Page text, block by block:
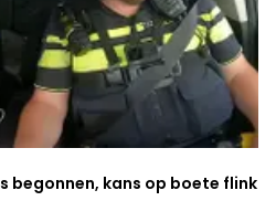
begonnen, kans op boete flink